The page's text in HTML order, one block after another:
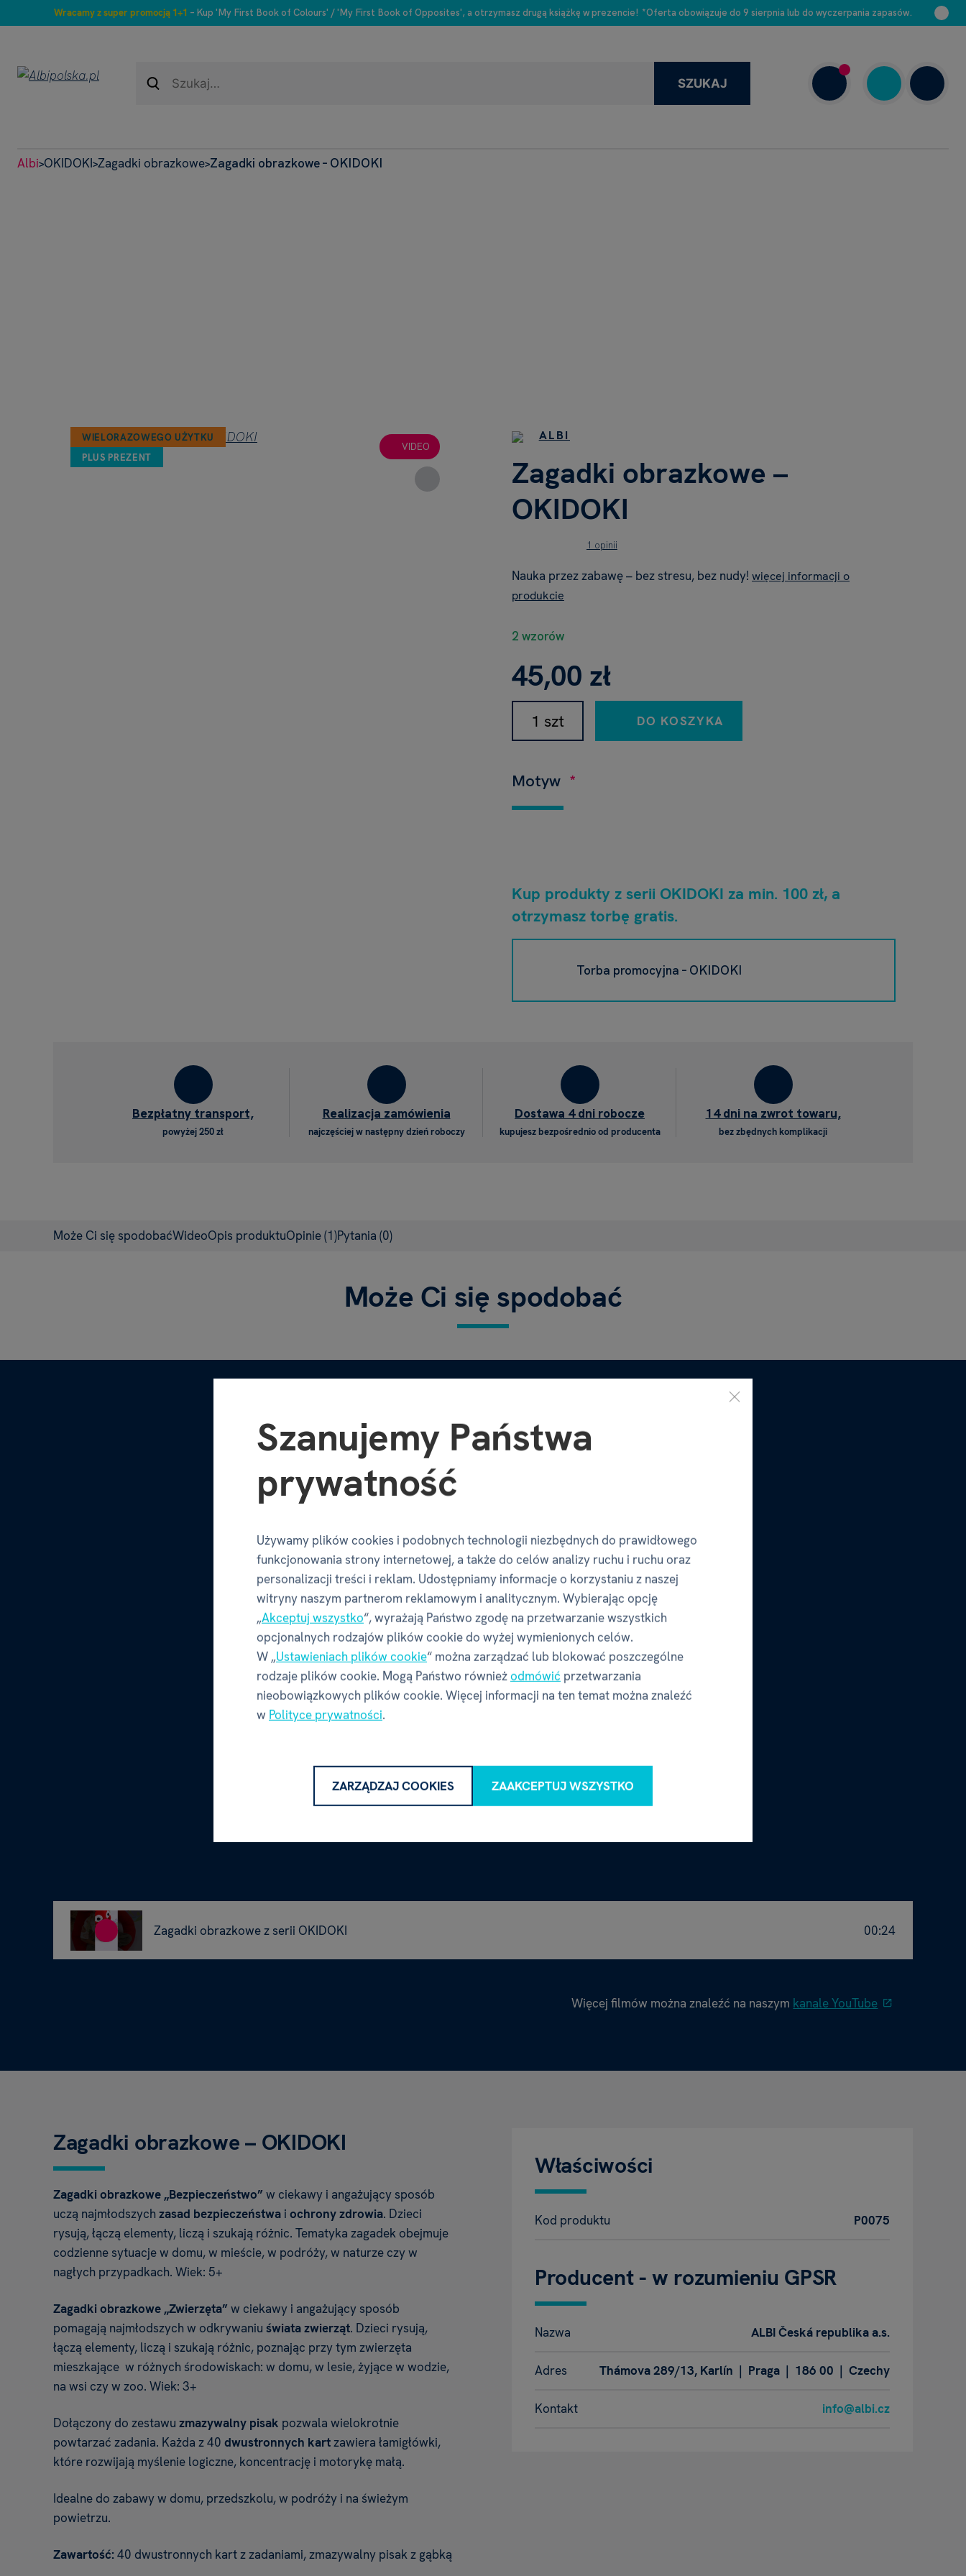
Wracamy z super promocją 1+1 – Kup 'My First Book of Colours' / 'My First Book of Opposites', a otrzymasz drugą książkę w prezencie! *Oferta obowiązuje do 9 sierpnia lub do wyczerpania zapasów.
SZUKAJ
Albi>OKIDOKI>Zagadki obrazkowe>Zagadki obrazkowe – OKIDOKI
WIELORAZOWEGO UŻYTKU
PLUS PREZENT
VIDEO
ALBI
Zagadki obrazkowe –
OKIDOKI
1 opinii
Nauka przez zabawę – bez stresu, bez nudy! więcej informacji o
produkcie
2 wzorów
45,00 zł
DO KOSZYKA
Motyw
Kup produkty z serii OKIDOKI za min. 100 zł, a
otrzymasz torbę gratis.
Torba promocyjna – OKIDOKI
Bezpłatny transport,
powyżej 250 zł
Realizacja zamówienia
najczęściej w następny dzień roboczy
Dostawa 4 dni robocze
kupujesz bezpośrednio od producenta
14 dni na zwrot towaru,
bez zbędnych komplikacji
Może Ci się spodobaćWideoOpis produktuOpinie(1)Pytania (0)
Może Ci się spodobać
Zagadki obrazkowe z serii OKIDOKI 00:24
Więcej filmów można znaleźć na naszym kanale YouTube
Zagadki obrazkowe – OKIDOKI
Zagadki obrazkowe „Bezpieczeństwo” w ciekawy i angażujący sposób
uczą najmłodszych zasad bezpieczeństwa i ochrony zdrowia. Dzieci
rysują, łączą elementy, liczą i szukają różnic. Tematyka zagadek obejmuje
codzienne sytuacje w domu, w mieście, w podróży, w naturze czy w
nagłych przypadkach. Wiek: 5+
Zagadki obrazkowe „Zwierzęta” w ciekawy i angażujący sposób
pomagają najmłodszych w odkrywaniu świata zwierząt. Dzieci rysują,
łączą elementy, liczą i szukają różnic, poznając przy tym zwierzęta
mieszkające w różnych środowiskach: w domu, w lesie, żyjące w wodzie,
na wsi czy w zoo. Wiek: 3+
Dołączony do zestawu zmazywalny pisak pozwala wielokrotnie
powtarzać zadania. Każda z 40 dwustronnych kartzawiera łamigłówki,
które rozwijają myślenie logiczne, koncentrację i motorykę małą.
Idealne do zabawy w domu, przedszkolu, w podróży i na świeżym
powietrzu.
Zawartość: 40 dwustronnych kart z zadaniami, zmazywalny pisak z gąbką
Właściwości
Kod produktu P0075
Producent - w rozumieniu GPSR
Nazwa ALBI Česká republika a.s.
Adres Thámova 289/13, Karlín | Praga | 186 00 | Czechy
Kontakt info@albi.cz
Szanujemy Państwa
prywatność
Używamy plików cookies i podobnych technologii niezbędnych do prawidłowego
funkcjonowania strony internetowej, a także do celów analizy ruchu i ruchu oraz
personalizacji treści i reklam. Udostępniamy informacje o korzystaniu z naszej
witryny naszym partnerom reklamowym i analitycznym. Wybierając opcję
„Akceptuj wszystko“, wyrażają Państwo zgodę na przetwarzanie wszystkich
opcjonalnych rodzajów plików cookie do wyżej wymienionych celów.
W „Ustawieniach plików cookie“ można zarządzać lub blokować poszczególne
rodzaje plików cookie. Mogą Państwo równieżodmówić przetwarzania
nieobowiązkowych plików cookie. Więcej informacji na ten temat można znaleźć
w Polityce prywatności.
ZARZĄDZAJ COOKIES ZAAKCEPTUJ WSZYSTKO